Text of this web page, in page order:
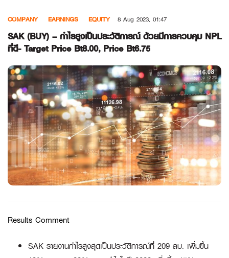
content
COMPANY EARNINGS EQUITY 8 Aug 2023, 01:47
SAK (BUY) – กำไรสูงเป็นประวัติการณ์ ด้วยมีการควบคุม NPL
ที่ดี- Target Price Bt8.00, Price Bt6.75
Results Comment
SAK รายงานกำไรสูงสุดเป็นประวัติการณ์ที่ 209 ลบ. เพิ่มขึ้น